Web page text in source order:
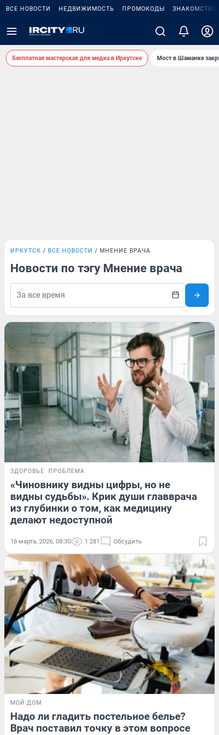
ВСЕ НОВОСТИ НЕДВИЖИМОСТЬ ПРОМОКОДЫ ЗНАКОМСТВА
Бесплатная мастерская для медиа в Иркутске Мост в Шаманке
ИРКУТСК ВСЕ НОВОСТИ МНЕНИЕ ВРАЧА
Новости по тэгу Мнение врача
ЗДОРОВЬЕ ПРОБЛЕМА
«Чиновнику видны цифры, но не
видны судьбы». Крик души главврача
из глубинки о том, как медицину
делают недоступной
16 марта, 2026, 08:30 1 281 Обсудить
МОЙ ДОМ
Надо ли гладить постельное белье?
Врач поставил точку в этом вопросе